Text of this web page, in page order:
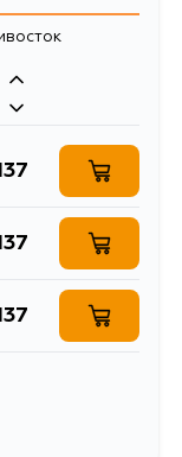
350 05-
X 06-
06-11
(сетка)
350 05-
06-11